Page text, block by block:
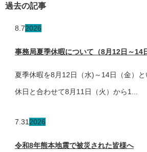
過去の記事
8.72026
事務局夏季休暇について（8月12日～14
夏季休暇を8月12日（水)～14日（金）と
休日と合わせて8月11日（火）から1...
7.31 2026
令和8年熊本地震で被災された皆様へ